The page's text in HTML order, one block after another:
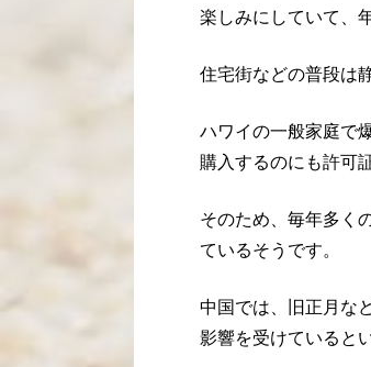
楽しみにしていて、
住宅街などの普段は
ハワイの一般家庭で
購入するのにも許可
そのため、毎年多く
ているそうです。
中国では、旧正月な
影響を受けていると